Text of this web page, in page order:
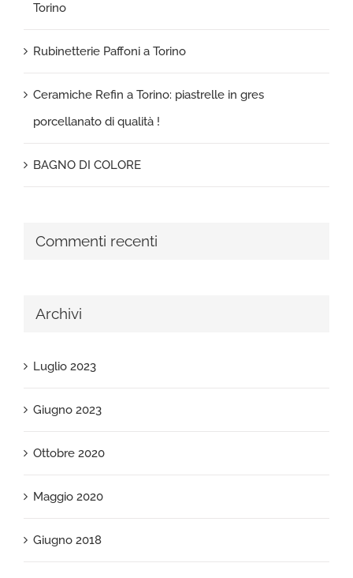
Torino
Rubinetterie Paffoni a Torino
Ceramiche Refin a Torino: piastrelle in gres
porcellanato di qualità !
BAGNO DI COLORE
Commenti recenti
Archivi
Luglio 2023
Giugno 2023
Ottobre 2020
Maggio 2020
Giugno 2018